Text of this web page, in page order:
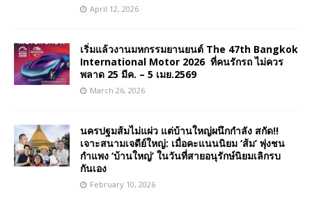
April 12, 2026
เริ่มแล้วงานมหกรรมยานยนต์ The 47th Bangkok
International Motor 2026 ที่คนรักรถ ไม่ควร
พลาด 25 มีค. – 5 เมย.2569
March 26, 2026
นครปฐมส้มไม่แผ่ว แต่บ้านใหญ่ผนึกกำลัง สกัด!!
เจาะสนามเจดีย์ใหญ่: เมื่อคะแนนนิยม ‘ส้ม’ พุ่งชน
กำแพง ‘บ้านใหญ่’ ในวันที่สายอนุรักษ์นิยมเลิกรบ
กันเอง
February 10, 2026